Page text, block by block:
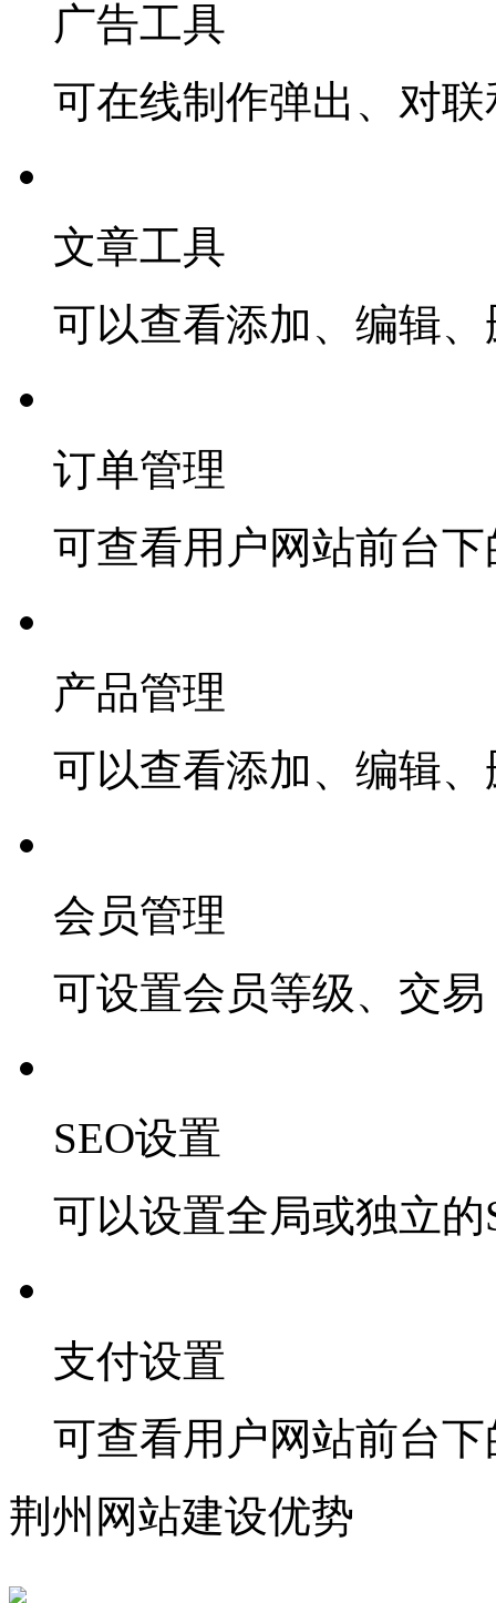
广告工具
可在线制作弹出、对
文章工具
可以查看添加、编辑
订单管理
可查看用户网站前台
产品管理
可以查看添加、编辑
会员管理
可设置会员等级、交
SEO设置
可以设置全局或独立
支付设置
可查看用户网站前台
荆州网站建设优势